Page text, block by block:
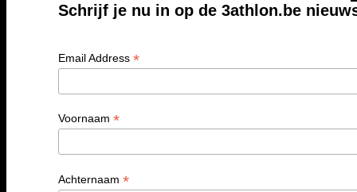
Schrijf je nu in op de 3athlon.be
Email Address *
Voornaam *
Achternaam *